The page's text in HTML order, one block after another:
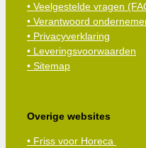
• Veelgestelde vragen
• Verantwoord
• Privacyverklaring
• Leveringsvoorwaarden
• Sitemap
Overige websites
• Friss voor Horeca